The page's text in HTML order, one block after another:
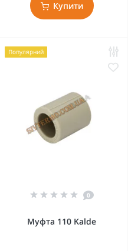
Купити
Популярний
0
Муфта 110 Kalde